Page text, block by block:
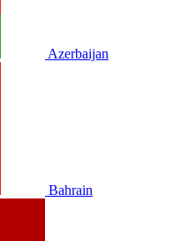
Azerbaijan
Bahrain